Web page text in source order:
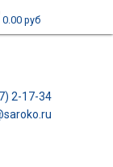
0.00 руб
2-17-34